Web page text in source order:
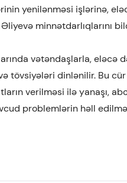
yenilənməsi işlərinə,
minnətdarlıqlarını
vətəndaşlarla, eləcə
tövsiyələri dinlənilir. Bu
verilməsi ilə yanaşı,
problemlərin həll